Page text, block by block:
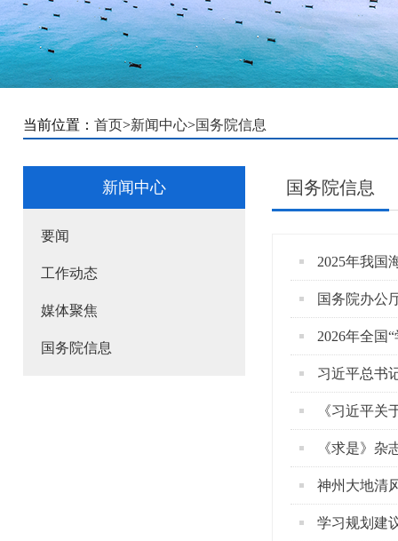
当前位置： 首页>新闻中心>国务院信息
新闻中心
要闻
工作动态
媒体聚焦
国务院信息
国务院信息
2025年我国
国务院办公
2026年全国
习近平总书
《习近平
《求是》
神州大地清
学习规划建